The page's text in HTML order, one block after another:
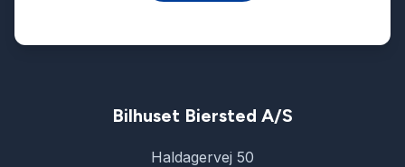
Bilhuset Biersted A/S
Haldagervej 50